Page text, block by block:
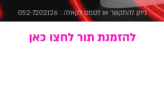
ניתן להתקשר או לסמס לקאלה : 052-7202126
להזמנת תור לחצו כאן